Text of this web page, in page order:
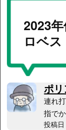
2023
ロベス
ポ
連れ
指で
投稿